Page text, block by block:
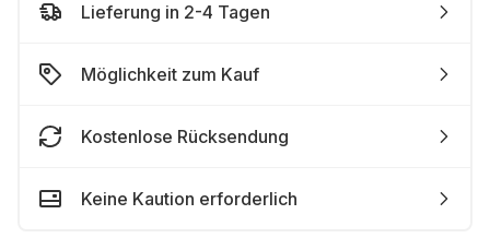
Lieferung in 2-4 Tagen
Möglichkeit zum Kauf
Kostenlose Rücksendung
Keine Kaution erforderlich